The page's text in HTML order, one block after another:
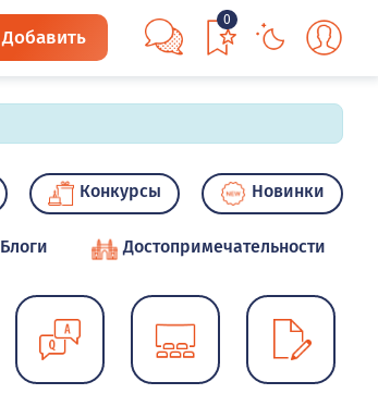
Добавить
0
Конкурсы Новинки
Блоги Достопримечательности